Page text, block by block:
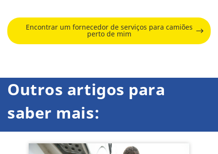
Encontrar um fornecedor de serviços para camiões
perto de mim
Outros artigos para
saber mais: